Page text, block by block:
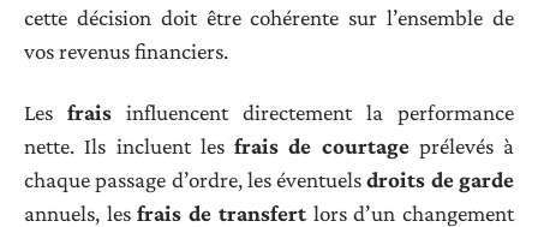
cette décision doit être cohérente sur l’ensemble de
vos revenus financiers.
Les frais influencent directement la performance
nette. Ils incluent les frais de courtageprélevés à
chaque passage d’ordre, les éventuelsdroits de garde
annuels, lesfrais de transfertlors d’un changement